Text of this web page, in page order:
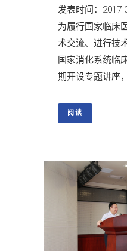
发表时间：2017-
为履行国家临床
术交流、进行技
国家消化系统临
期开设专题讲座
阅读